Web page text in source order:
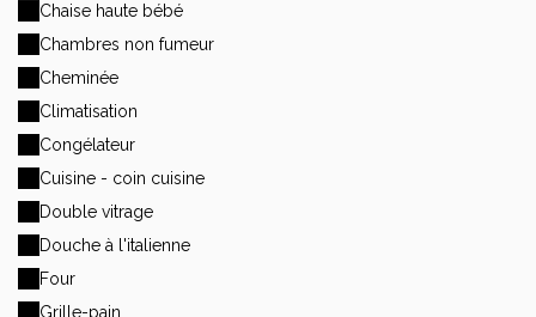
Chaise haute bébé
Chambres non fumeur
Cheminée
Climatisation
Congélateur
Cuisine - coin cuisine
Double vitrage
Douche à l'italienne
Four
Grille-pain